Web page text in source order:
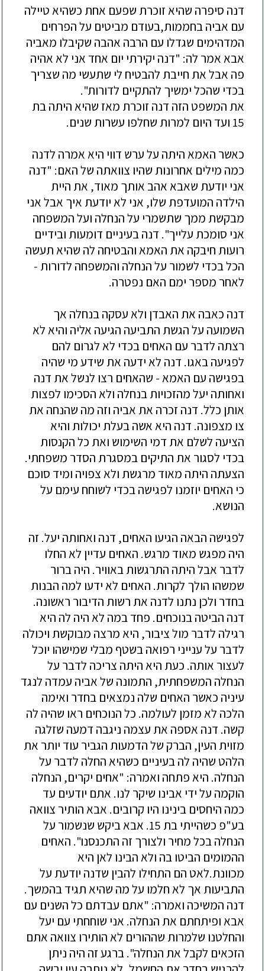
דנה סיפרה שהיאזוכרת שפעם אחת כשהיאטיילה
עם אביהבחממות,בעודם מביטים עלהפרחים
המדהימים שגדלו עם הרבה אהבה שקיבלו מאביה
אבאאמר לה: "דנה יקירתי יום אחד אני לאאהיה
פה אבלאת חייבת להבטיח לי שתעשי מה שצריך
בכדי שהכלימשיך להתקיים לדורות".
את המשפט הזה דנה זוכרת מאז שהיאהיתהבת
15 ועד היום למרות שחלפו עשרות שנים.
כאשר האמאהיתה עלערש דווי היאאמרה לדנה
כמה מילים אחרונות שהיו צוואתה שלהאם: "דנה
אני יודעת שאבאאהב אותך מאוד, את היית
הילדה המועדפת שלו, אני לאיודעת איך אבלאני
מבקשת ממך שתשמרי עלהנחלה ועלהמשפחה
אני סומכת עלייך". דנהבעיניים דומעות ובידיים
רועות חיבקה את האמאוהבטיחה לה שהיאתעשה
הכלבכדי לשמור עלהנחלה והמשפחה לדורות -
לאחר מספר ימם האם נפטרה.
דנה כאבה את האבדן ולאעסקהבנחלה אך
השמועה עלהגשת התביעה הגיעה אליה והיאלא
רצתה לדבר עם האחים בכדי לאלגרום להם
לפגיעהבאגו. דנה לאידעה את שידעמי שהיה
בפגישה עם האמא- שהאחים רצו לנשלאת דנה
ואחותה יעלמהזכויותבנחלה ולאהסכימו לפצות
אותן כלל. דנה זכרה את אביה וזה מה שהנחה את
צו מצפונה. דנה היאאשהבעלת יכולות והיא
הציעה לשלם את דמי השימוש ואת כלהקנסות
בכדי לסגור את התיקים במסגרת הסדר משפחתי.
הצעתה היתה מאוד מרגשת ולאצפויה ומיד סוכם
כי האחים יוזמנו לפגישהבכדי לשוחח עימם על
הנושא.
לפגישה הבאה הגיעו האחים, דנה ואחותה יעל. זה
היה מפגש מאוד מרגש. האחים עדיין לאהחלו
לדבר אבלהיתה התרגשותבאוויר. היהברור
שמשהו הולך לקרות. האחים לאידעו למה הבנות
בחדר ולכן נתנו לדנה את רשות הדיבור ראשונה.
דנה הביטהבנוכחים. פחדבמה לאהיה לה היא
רגילה לדבר מולציבור, היאמרצה מבוקשת ויכולה
לדבר עלענייני רפואהבשטף מבלי שמישהו יוכל
לעצור אותה. כעת היאהיתה צריכה לדבר על
הנחלה המשפחתית, התמונה שלאביה עמדה לנגד
עיניה כאשר האחים שלה נמצאים בחדר ואימה
הלכה לאמזמן לעולמה. כלהנוכחים ראו שהיה לה
קשה. דנה אספה את עצמה ניגבה דמעה שזלגה
מזוית העין, הברק שלהדמעות הגביר עוד יותר את
הלהט שהיה להבעיניים כשהיאהחלה לדבר על
הנחלה. היאפתחה ואמרה: "אחים יקרים, הנחלה
הוקמה עלידי אבינו שיקר לנו. אתם יודעים עד
כמה היחסים בינינו היו קרובים. אבאהותיר צוואה
בע"פ כשהייתיבת 15. אבאביקש שנשמור על
הנחלהבכלמחיר ולצורך זה התכנסנו". האחים
ההמומים הביטובה ולאהבינו לאן היא
מכוונת.לאט הם התחילו להבין שדנה יודעת על
התביעות אך לאחלמו עלמה שהיאתגידבהמשך.
דנה המשיכה ואמרה: "אתם עבדתם כלהשנים עם
אבאופיתחתם את הנחלה. אני שוחחתי עם יעל
והחלטנו שלמרות שההורים לאהותירו צוואה אתם
הזכאים לקבלאת הנחלה".ברגעזה היה ניתן